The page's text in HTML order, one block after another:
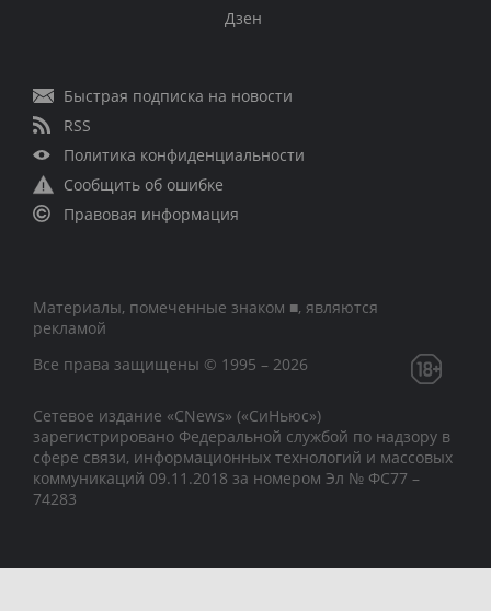
Дзен
Быстрая подписка на новости
RSS
Политика конфиденциальности
Сообщить об ошибке
Правовая информация
Материалы, помеченные знаком ■, являются
рекламой
Все права защищены © 1995 – 2026
Сетевое издание «CNews» («СиНьюс»)
зарегистрировано Федеральной службой по надзору в
сфере связи, информационных технологий и массовых
коммуникаций 09.11.2018 за номером Эл № ФС77 –
74283